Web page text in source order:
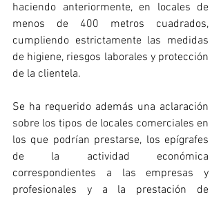
haciendo anteriormente, en locales de
menos de 400 metros cuadrados,
cumpliendo estrictamente las medidas
de higiene, riesgos laborales y protección
de la clientela.
Se ha requerido además una aclaración
sobre los tipos de locales comerciales en
los que podrían prestarse, los epígrafes
de la actividad económica
correspondientes a las empresas y
profesionales y a la prestación de